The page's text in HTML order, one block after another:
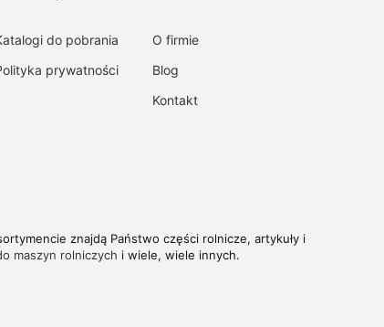
do pobrania
prywatności
O firmie
Blog
Kontakt
znajdą Państwo części rolnicze, artykuły i
maszyn rolniczych i wiele, wiele innych.